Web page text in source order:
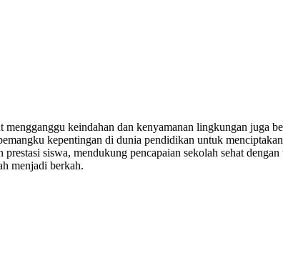
keindahan dan kenyamanan lingkungan juga
kepentingan di dunia pendidikan untuk
siswa, mendukung pencapaian sekolah sehat
menjadi berkah.